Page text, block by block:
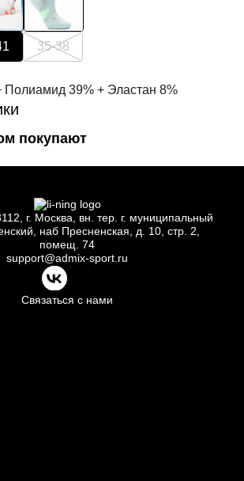
35-38
Полиамид 39% + Эластан 8%
покупают
г. Москва, вн. тер. г. муниципальный
наб Пресненская, д.
10, стр. 2,
помещ. 74
support@admix-sport.ru
Связаться с нами